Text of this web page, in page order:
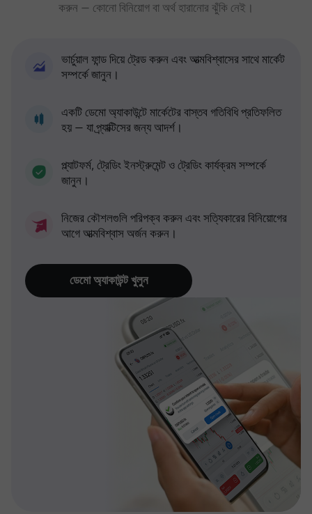
করুন — কোনো বিনিয়োগ বা অর্থ হারানোর ঝুঁকি নেই।
ভার্চুয়াল ফান্ড দিয়ে ট্রেড করুন এবং আত্মবিশ্বাসের সাথে মার্কেট
সম্পর্কে জানুন।
একটি ডেমো অ্যাকাউন্টে মার্কেটের বাস্তব গতিবিধি প্রতিফলিত
হয় — যা প্র্যাক্টিসের জন্য আদর্শ।
প্ল্যাটফর্ম, ট্রেডিং ইনস্ট্রুমেন্ট ও ট্রেডিং কার্যক্রম সম্পর্কে
জানুন।
নিজের কৌশলগুলি পরিপক্ব করুন এবং সত্যিকারের বিনিয়োগের
আগে আত্মবিশ্বাস অর্জন করুন।
ডেমো অ্যাকাউন্ট খুলুন